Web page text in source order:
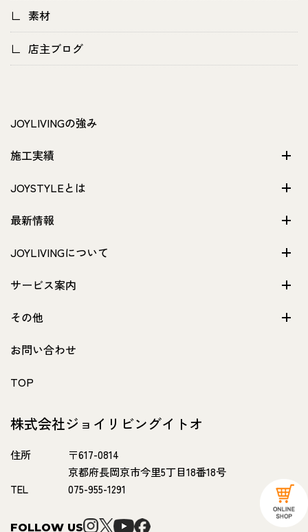
素材
店主ブログ
JOYLIVINGの強み
施工実績
JOYSTYLEとは
最新情報
JOYLIVINGについて
サービス案内
その他
お問い合わせ
TOP
株式会社ジョイリビングイトオ
住所
〒617-0814
京都府長岡京市今里5丁目18番18号
TEL
075-955-1291
FOLLOW US